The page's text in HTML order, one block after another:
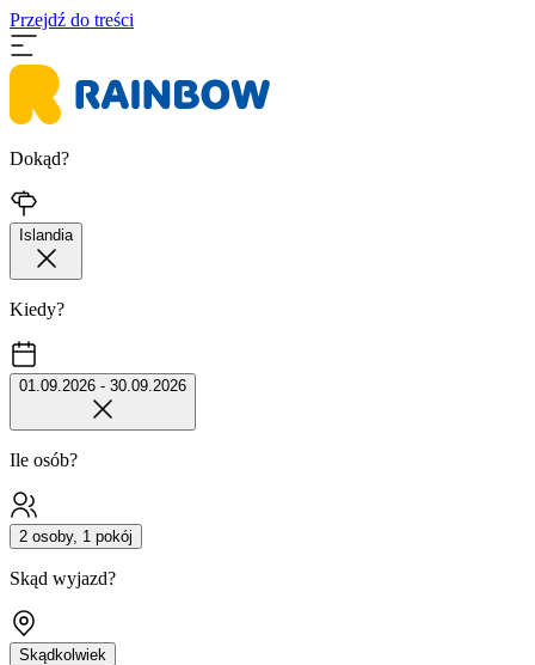
Przejdź do treści
Dokąd?
Islandia
Kiedy?
01.09.2026 - 30.09.2026
Ile osób?
2 osoby, 1 pokój
Skąd wyjazd?
Skądkolwiek